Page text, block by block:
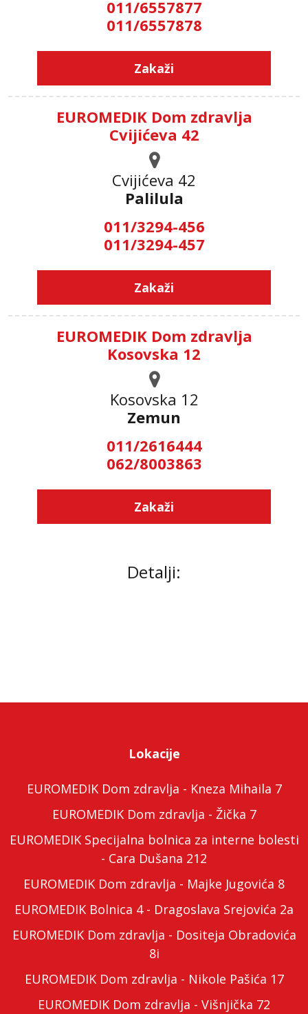
011/6557877
011/6557878
Zakaži
EUROMEDIK Dom zdravlja
Cvijićeva 42
Cvijićeva 42
Palilula
011/3294-456
011/3294-457
Zakaži
EUROMEDIK Dom zdravlja
Kosovska 12
Kosovska 12
Zemun
011/2616444
062/8003863
Zakaži
Detalji:
Lokacije
EUROMEDIK Dom zdravlja - Kneza Mihaila 7
EUROMEDIK Dom zdravlja - Žička 7
EUROMEDIK Specijalna bolnica za interne bolesti
- Cara Dušana 212
EUROMEDIK Dom zdravlja - Majke Jugovića 8
EUROMEDIK Bolnica 4 - Dragoslava Srejovića 2a
EUROMEDIK Dom zdravlja - Dositeja Obradovića
8i
EUROMEDIK Dom zdravlja - Nikole Pašića 17
EUROMEDIK Dom zdravlja - Višnjička 72